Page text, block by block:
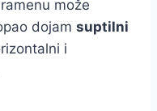
može
dojam suptilni
i